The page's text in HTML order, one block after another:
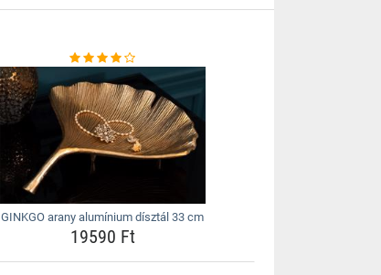
GINKGO arany alumínium dísztál 33 cm
19590 Ft